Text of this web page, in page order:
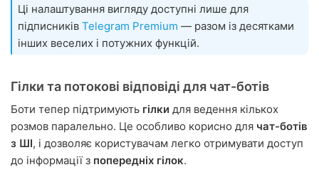
Ці налаштування вигляду доступні лише для
підписників Telegram Premium — разом із десятками
інших веселих і потужних функцій.
Гілки та потокові відповіді для чат-ботів
Боти тепер підтримують гілки для ведення кількох
розмов паралельно. Це особливо корисно для чат-ботів
з ШІ, і дозволяє користувачам легко отримувати доступ
до інформації з попередніх гілок.